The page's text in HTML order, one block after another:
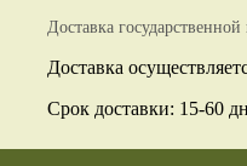
Доставка
Доставка
Срок доставки: 15-60